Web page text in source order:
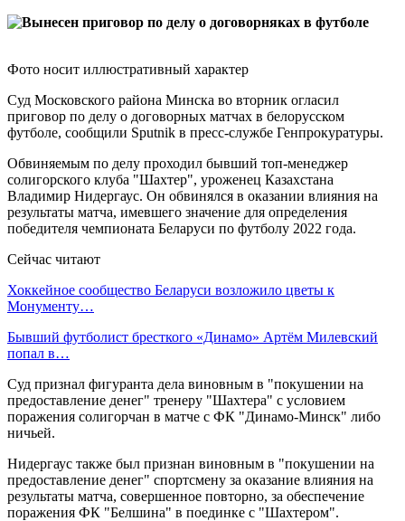
Фото носит иллюстративный характер
Суд Московского района Минска во вторник огласил
приговор по делу о договорных матчах в белорусском
футболе, сообщили Sputnik в пресс-службе Генпрокуратуры.
Обвиняемым по делу проходил бывший топ-менеджер
солигорского клуба "Шахтер", уроженец Казахстана
Владимир Нидергаус. Он обвинялся в оказании влияния на
результаты матча, имевшего значение для определения
победителя чемпионата Беларуси по футболу 2022 года.
Сейчас читают
Хоккейное сообщество Беларуси возложило цветы к
Монументу…
Бывший футболист бресткого «Динамо» Артём Милевский
попал в…
Суд признал фигуранта дела виновным в "покушении на
предоставление денег" тренеру "Шахтера" с условием
поражения солигорчан в матче с ФК "Динамо-Минск" либо
ничьей.
Нидергаус также был признан виновным в "покушении на
предоставление денег" спортсмену за оказание влияния на
результаты матча, совершенное повторно, за обеспечение
поражения ФК "Белшина" в поединке с "Шахтером".